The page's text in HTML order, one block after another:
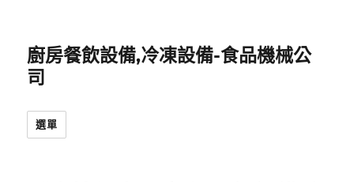
廚房餐飲設備,冷凍設備-食品機械公
司
選單